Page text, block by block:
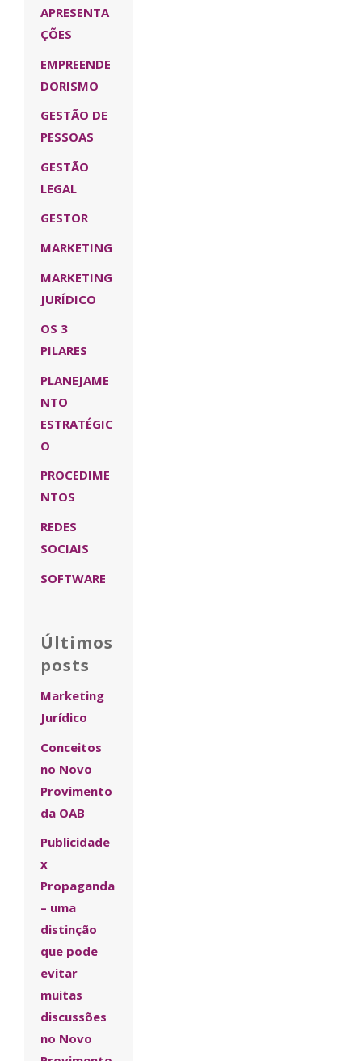
APRESENTA
ÇÕES
EMPREENDE
DORISMO
GESTÃO DE
PESSOAS
GESTÃO
LEGAL
GESTOR
MARKETING
MARKETING
JURÍDICO
OS 3
PILARES
PLANEJAME
NTO
ESTRATÉGIC
O
PROCEDIME
NTOS
REDES
SOCIAIS
SOFTWARE
Últimos
posts
Marketing
Jurídico
Conceitos
no Novo
Provimento
da OAB
Publicidade
x
Propaganda
– uma
distinção
que pode
evitar
muitas
discussões
no Novo